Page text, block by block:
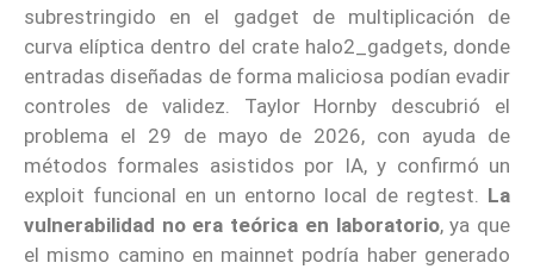
subrestringido en el gadget de multiplicación de
curva elíptica dentro del crate halo2_gadgets, donde
entradas diseñadas de forma maliciosa podían evadir
controles de validez. Taylor Hornby descubrió el
problema el 29 de mayo de 2026, con ayuda de
métodos formales asistidos por IA, y confirmó un
exploit funcional en un entorno local de regtest. La
vulnerabilidad no era teórica en laboratorio, ya que
el mismo camino en mainnet podría haber generado